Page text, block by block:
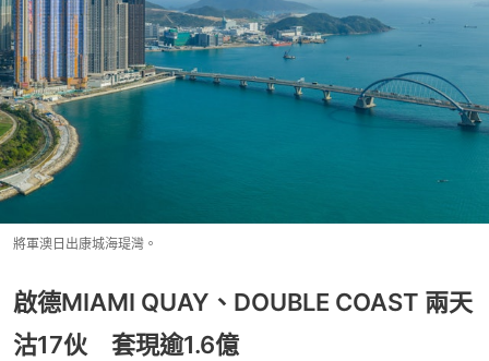
將軍澳日出康城海瑅灣。
啟德MIAMI QUAY、DOUBLE COAST 兩天
沽17伙 套現逾1.6億